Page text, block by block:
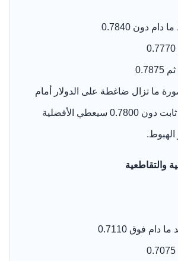
دام دون 0.7840
ما تزال ضاغطة على الدولار أمام
الفرنك، وأي كسر ثابت دون 0.7800 سيعطي الأفضلية
الهبوط.
والتقاطعية
دام فوق 0.7110